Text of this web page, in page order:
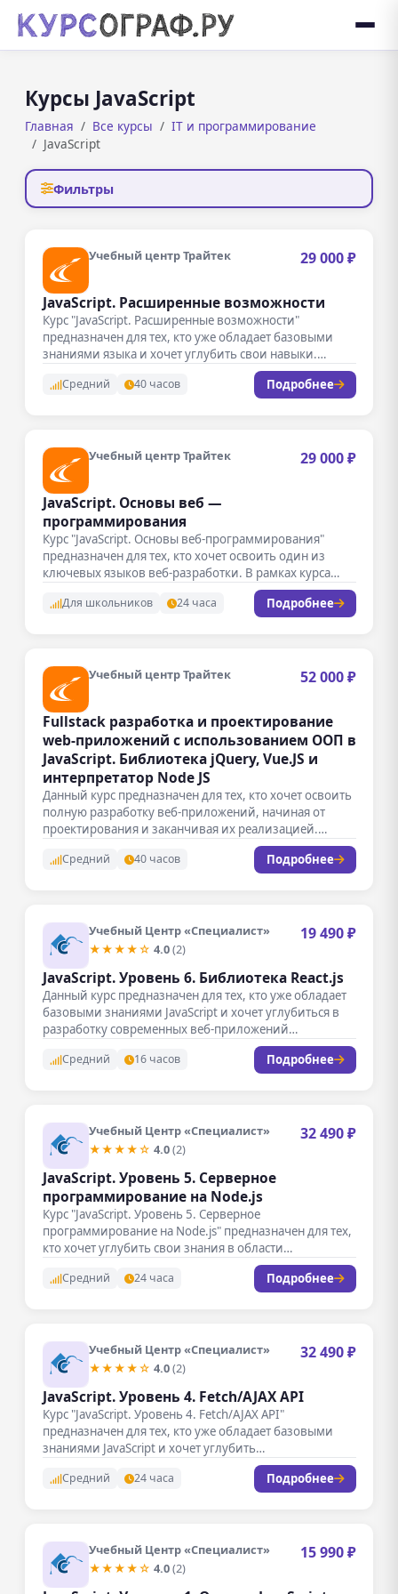
Курсы JavaScript
Главная Все курсы
IT и программирование
JavaScript
Фильтры
Учебный центр Трайтек 29 000 ₽
JavaScript. Расширенные возможности
Курс "JavaScript. Расширенные возможности"
предназначен для тех, кто уже обладает базовыми
знаниями языка и хочет углубить свои навыки.…
Средний 40 часов Подробнее
Учебный центр Трайтек 29 000 ₽
JavaScript. Основы веб —
программирования
Курс "JavaScript. Основы веб-программирования"
предназначен для тех, кто хочет освоить один из
ключевых языков веб-разработки. В рамках курса…
Для школьников 24 часа Подробнее
Учебный центр Трайтек 52 000 ₽
Fullstack разработка и проектирование
web-приложений с использованием ООП в
JavaScript. Библиотека jQuery, Vue.JS и
интерпретатор Node JS
Данный курс предназначен для тех, кто хочет освоить
полную разработку веб-приложений, начиная от
проектирования и заканчивая их реализацией.…
Средний 40 часов Подробнее
Учебный Центр «Специалист»
★★★★☆ 4.0(2)
19 490 ₽
JavaScript. Уровень 6. Библиотека React.js
Данный курс предназначен для тех, кто уже обладает
базовыми знаниями JavaScript и хочет углубиться в
разработку современных веб-приложений…
Средний 16 часов Подробнее
Учебный Центр «Специалист»
★★★★☆ 4.0(2)
32 490 ₽
JavaScript. Уровень 5. Серверное
программирование на Node.js
Курс "JavaScript. Уровень 5. Серверное
программирование на Node.js" предназначен для тех,
кто хочет углубить свои знания в области…
Средний 24 часа Подробнее
Учебный Центр «Специалист»
★★★★☆ 4.0(2)
32 490 ₽
JavaScript. Уровень 4. Fetch/AJAX API
Курс "JavaScript. Уровень 4. Fetch/AJAX API"
предназначен для тех, кто уже обладает базовыми
знаниями JavaScript и хочет углубить…
Средний 24 часа Подробнее
Учебный Центр «Специалист»
★★★★☆ 4.0(2)
15 990 ₽